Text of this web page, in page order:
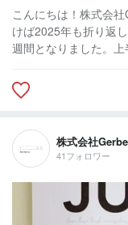
こんにちは！株式会
けば2025年も折り返
週間となりました。上
株式会社
41フォロワー